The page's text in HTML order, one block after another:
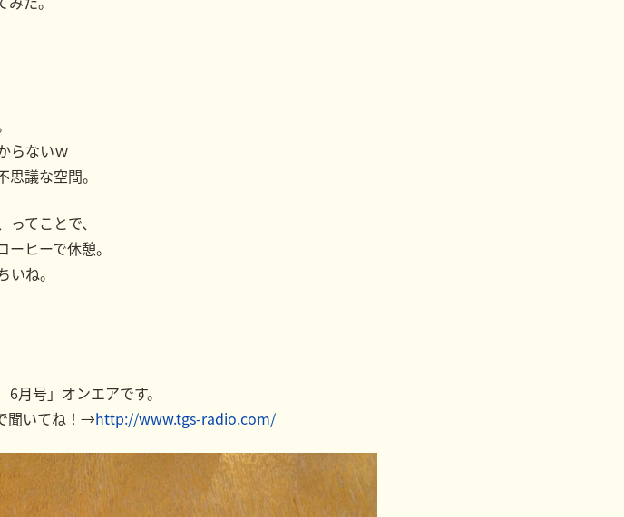
らないｗ
議な空間。
てことで、
ヒーで休憩。
ね。
号」オンエアです。
聞いてね！→http://www.tgs-radio.com/